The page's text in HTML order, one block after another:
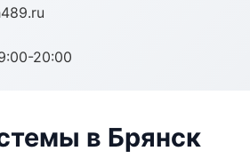
20:00
в Брянск